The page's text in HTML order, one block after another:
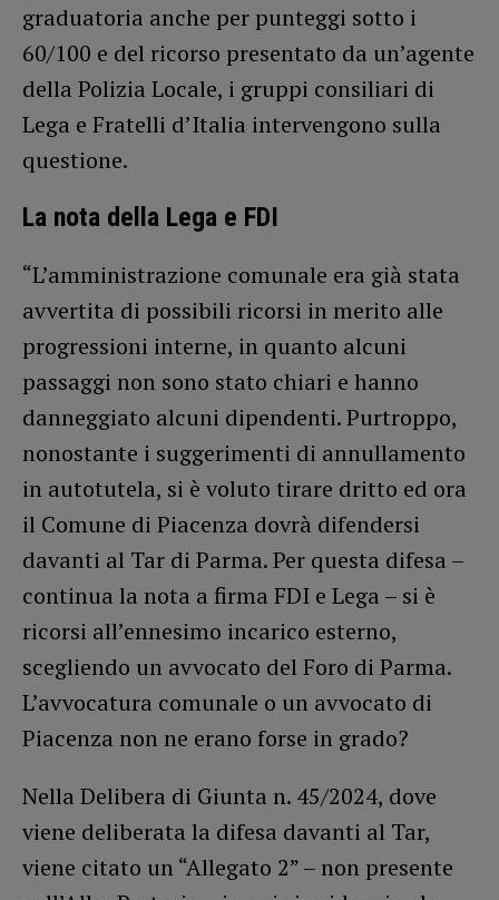
graduatoria anche per punteggi sotto i
60/100 e del ricorso presentato da un’agente
della Polizia Locale, i gruppi consiliari di
Lega e Fratelli d’Italia intervengono sulla
questione.
La nota della Lega e FDI
“L’amministrazione comunale era già stata
avvertita di possibili ricorsi in merito alle
progressioni interne, in quanto alcuni
passaggi non sono stato chiari e hanno
danneggiato alcuni dipendenti. Purtroppo,
nonostante i suggerimenti di annullamento
in autotutela, si è voluto tirare dritto ed ora
il Comune di Piacenza dovrà difendersi
davanti al Tar di Parma. Per questa difesa –
continua la nota a firma FDI e Lega – si è
ricorsi all’ennesimo incarico esterno,
scegliendo un avvocato del Foro di Parma.
L’avvocatura comunale o un avvocato di
Piacenza non ne erano forse in grado?
Nella Delibera di Giunta n. 45/2024, dove
viene deliberata la difesa davanti al Tar,
viene citato un “Allegato 2” – non presente